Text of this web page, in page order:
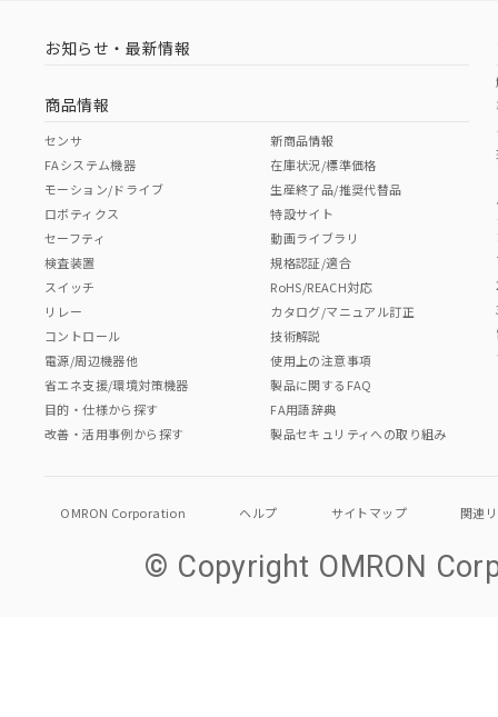
お知らせ・最新情報
商品情報
センサ
FAシステム機器
モーション/ドライブ
ロボティクス
セーフティ
検査装置
スイッチ
リレー
コントロール
電源/周辺機器他
省エネ支援/環境対策機器
目的・仕様から探す
改善・活用事例から探す
新商品情報
在庫状況/標準価格
生産終了品/推奨代替品
特設サイト
動画ライブラリ
規格認証/適合
RoHS/REACH対応
カタログ/マニュアル訂正
技術解説
使用上の注意事項
製品に関するFAQ
FA用語辞典
製品セキュリティへの取り組み
OMRON Corporation ヘルプ サイトマップ 関連
© Copyright OMRON